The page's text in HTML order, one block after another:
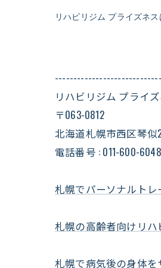
リハビリジム プライズネ
リハビリジム プライ
〒063-0812
北海道札幌市西区琴似
電話番号 : 011-600-6048
札幌でパーソナルトレ
札幌の高齢者向けリハ
札幌で病気後の身体を